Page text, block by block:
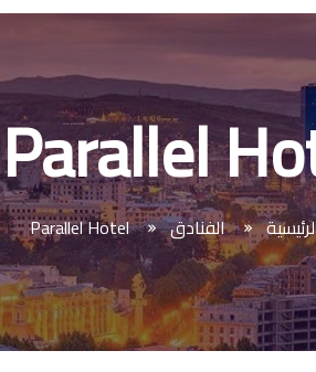
Parallel
الفنادق Parallel Hotel